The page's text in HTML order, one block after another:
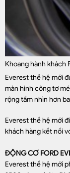
Khoang hành khách
Everest thế hệ mới
màn hình công tơ
rộng tầm nhìn hơn
Everest thế hệ mới
khách hàng kết nối
ĐỘNG CƠ FORD
Everest thế hệ mới